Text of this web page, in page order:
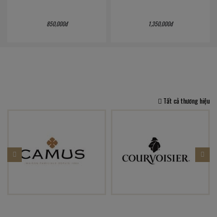
850,000đ 1,350,000đ
Tất cả thương hiệu